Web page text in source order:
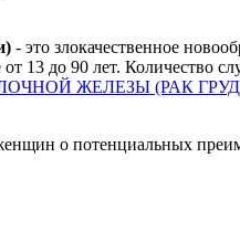
- это злокачественное
до 90 лет. Количество
ЖЕЛЕЗЫ (РАК
о потенциальных